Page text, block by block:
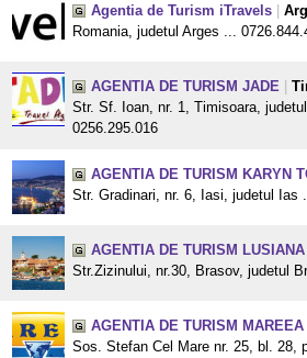
Agentia de Turism iTravels
Romania, judetul Arges ...
AGENTIA DE TURISM JADE
Str. Sf. Ioan, nr. 1, Timisoara,
0256.295.016
AGENTIA DE TURISM KARYN
Str. Gradinari, nr. 6, Iasi, judetul Ias
AGENTIA DE TURISM
Str.Zizinului, nr.30, Brasov, judetul
AGENTIA DE TURISM MAREEA
Sos. Stefan Cel Mare nr. 25, bl. 28,